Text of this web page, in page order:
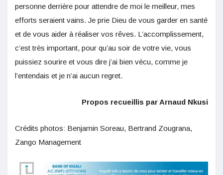
personne derrière pour attendre de moi le meilleur, mes
efforts seraient vains. Je prie Dieu de vous garder en santé
et de vous aider à réaliser vos rêves. L’accomplissement,
c’est très important, pour qu’au soir de votre vie, vous
puissiez sourire et vous dire j’ai bien vécu, comme je
l’entendais et je n’ai aucun regret.
Propos recueillis par Arnaud Nkusi
Crédits photos: Benjamin Soreau, Bertrand Zougrana,
Zango Management